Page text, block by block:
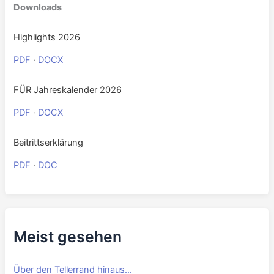
Downloads
Highlights 2026
PDF · DOCX
FÜR Jahreskalender 2026
PDF · DOCX
Beitrittserklärung
PDF · DOC
Meist gesehen
Über den Tellerrand hinaus…